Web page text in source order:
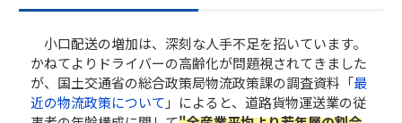
小口配送の増加は、深刻な人手不足を招いています。
かねてよりドライバーの高齢化が問題視されてきました
が、国土交通省の総合政策局物流政策課の調査資料「最
近の物流政策について 」によると、道路貨物運送業の従